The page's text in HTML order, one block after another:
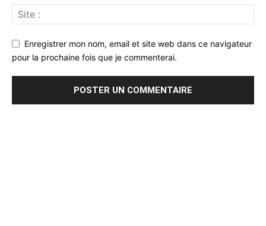
Enregistrer mon nom, email et site web dans ce navigateur
pour la prochaine fois que je commenterai.